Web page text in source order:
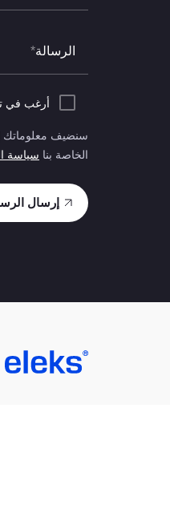
الرسالة*
أرغب في
سنضيف معلوماتك
الخاصة بنا سياسة